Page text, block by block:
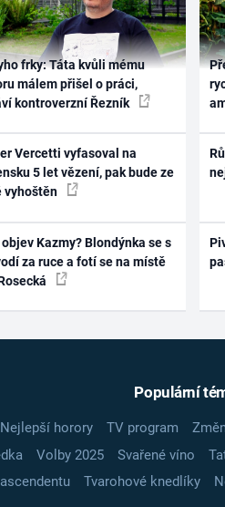
frky: Táta kvůli mému
málem přišel o práci,
kontroverzní Řezník
Vercetti vyfasoval na
5 let vězení, pak bude ze
vyhoštěn
Kazmy? Blondýnka se s
za ruce a fotí se na místě
Populární
Nejlepší horory TV program
Volby 2025 Svařené víno
Tvarohové knedlíky